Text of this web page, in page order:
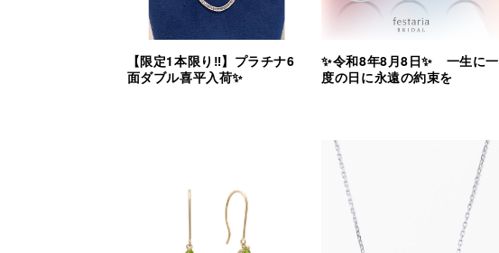
【限定1本限り‼︎】プラチナ6
面ダブル喜平入荷✨
✨令和8年8月8日✨ 一生に一
度の日に永遠の約束を